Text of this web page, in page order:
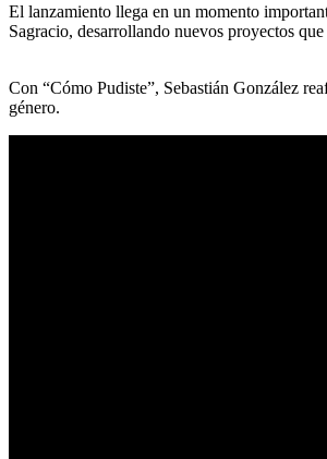
El lanzamiento llega en un momento
Sagracio, desarrollando nuevos proyectos
Con “Cómo Pudiste”, Sebastián González
género.